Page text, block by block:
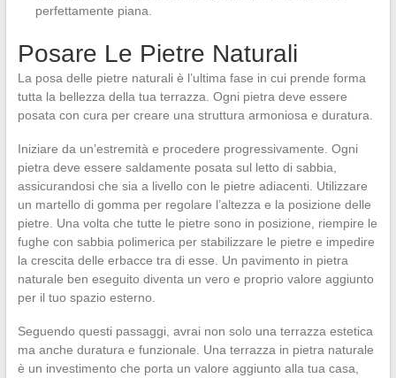
perfettamente piana.
Posare Le Pietre Naturali
La posa delle pietre naturali è l’ultima fase in cui prende forma
tutta la bellezza della tua terrazza. Ogni pietra deve essere
posata con cura per creare una struttura armoniosa e duratura.
Iniziare da un’estremità e procedere progressivamente. Ogni
pietra deve essere saldamente posata sul letto di sabbia,
assicurandosi che sia a livello con le pietre adiacenti. Utilizzare
un martello di gomma per regolare l’altezza e la posizione delle
pietre. Una volta che tutte le pietre sono in posizione, riempire le
fughe con sabbia polimerica per stabilizzare le pietre e impedire
la crescita delle erbacce tra di esse. Un pavimento in pietra
naturale ben eseguito diventa un vero e proprio valore aggiunto
per il tuo spazio esterno.
Seguendo questi passaggi, avrai non solo una terrazza estetica
ma anche duratura e funzionale. Una terrazza in pietra naturale
è un investimento che porta un valore aggiunto alla tua casa,